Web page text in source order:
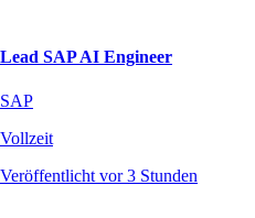
Lead SAP AI Engineer
SAP
Vollzeit
Veröffentlicht vor 3 Stunden